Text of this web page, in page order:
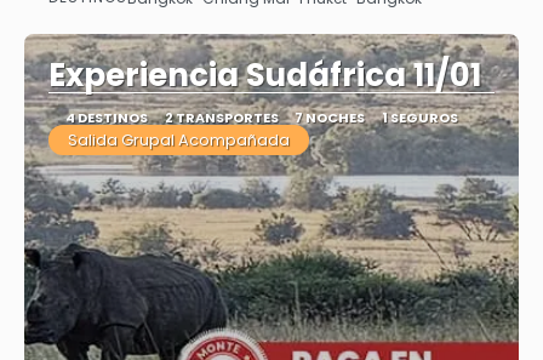
Experiencia Sudáfrica 11/01
4 DESTINOS 2 TRANSPORTES 7 NOCHES 1 SEGUROS
Salida Grupal Acompañada